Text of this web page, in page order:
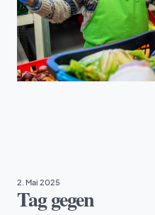
2. Mai 2025
Tag gegen